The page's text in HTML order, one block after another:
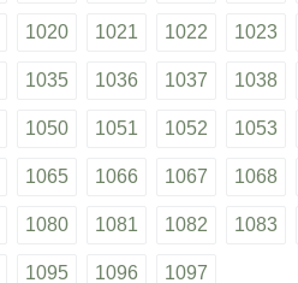
1020 1021 1022 1023
1035 1036 1037 1038
1050 1051 1052 1053
1065 1066 1067 1068
1080 1081 1082 1083
1095 1096 1097